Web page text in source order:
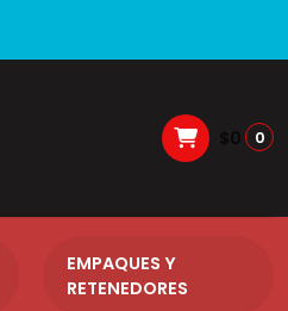
0
EMPAQUES Y
RETENEDORES